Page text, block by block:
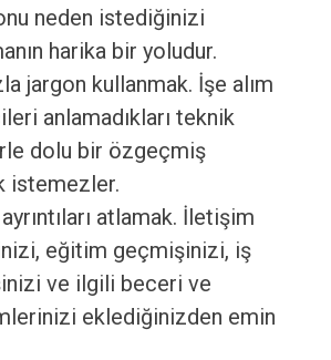
neden istediğinizi
harika bir yoludur.
jargon kullanmak. İşe alım
anlamadıkları teknik
dolu bir özgeçmiş
istemezler.
atlamak. İletişim
eğitim geçmişinizi, iş
ve ilgili beceri ve
eklediğinizden emin